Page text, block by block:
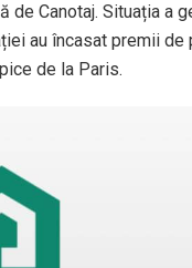
Canotaj. Situația a
au încasat premii
de la Paris.